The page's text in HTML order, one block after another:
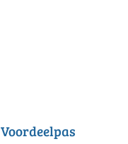
Voordeelpas